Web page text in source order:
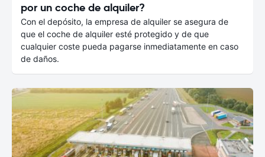
por un coche de alquiler?
Con el depósito, la empresa de alquiler se asegura de
que el coche de alquiler esté protegido y de que
cualquier coste pueda pagarse inmediatamente en caso
de daños.